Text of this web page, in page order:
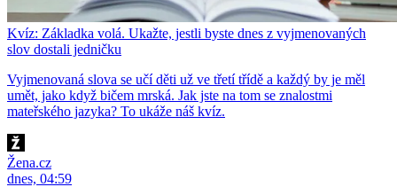
Kvíz: Základka volá. Ukažte, jestli byste dnes z vyjmenovaných
slov dostali jedničku
Vyjmenovaná slova se učí děti už ve třetí třídě a každý by je měl
umět, jako když bičem mrská. Jak jste na tom se znalostmi
mateřského jazyka? To ukáže náš kvíz.
Žena.cz
dnes, 04:59